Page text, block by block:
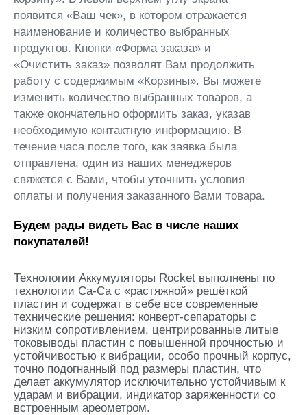
появится «Ваш чек», в котором отражается
наименование и количество выбранных
продуктов. Кнопки «Форма заказа» и
«Очистить заказ» позволят Вам продолжить
работу с содержимым «Корзины». Вы можете
изменить количество выбранных товаров, а
также окончательно оформить заказ, указав
необходимую контактную информацию. В
течение часа после того, как заявка была
отправлена, один из наших менеджеров
свяжется с Вами, чтобы уточнить условия
оплаты и получения заказанного Вами товара.
Будем рады видеть Вас в числе наших
покупателей!
Технологии Аккумуляторы Rocket выполнены по
технологии Ca-Ca c «растяжной» решёткой
пластин и содержат в себе все современные
технические решения: конверт-сепараторы с
низким сопротивлением, центрированные литые
токовыводы пластин с повышенной прочностью и
устойчивостью к вибрации, особо прочный корпус,
точно подогнанный под размеры пластин, что
делает аккумулятор исключительно устойчивым к
ударам и вибрации, индикатор заряженности со
встроенным ареометром.